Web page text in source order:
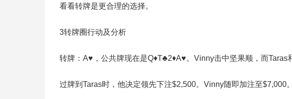
看看转牌是更合理的选择。
3转牌圈行动及分析
转牌：A♥，公共牌现在是Q♦T♣2♦A♥。Vinny击中坚果顺，而Taras
过牌到Taras时，他决定领先下注$2,500。Vinny随即加注至$7,000。